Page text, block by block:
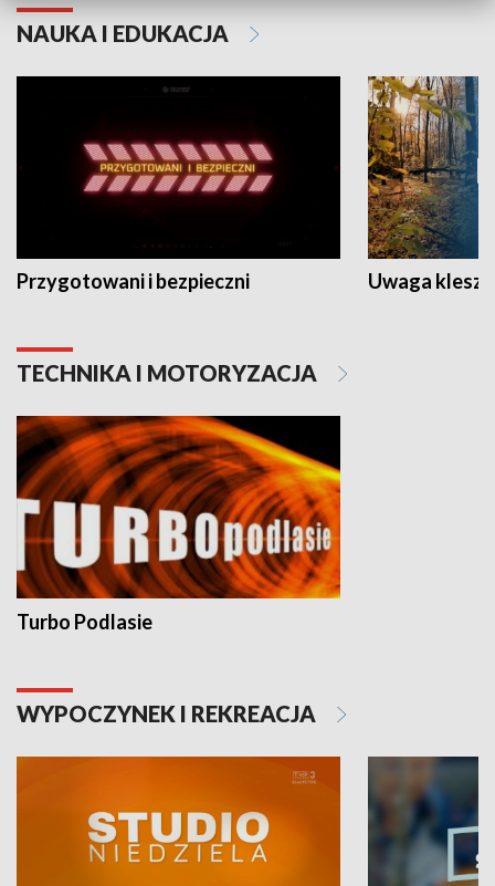
NAUKA I EDUKACJA
Przygotowani i bezpieczni Uwaga
TECHNIKA I MOTORYZACJA
Turbo Podlasie
WYPOCZYNEK I REKREACJA